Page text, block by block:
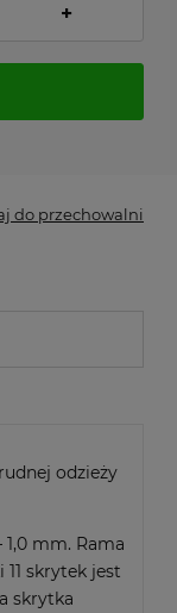
+
do przechowalni
odzieży
mm. Rama
skrytek jest
skrytka